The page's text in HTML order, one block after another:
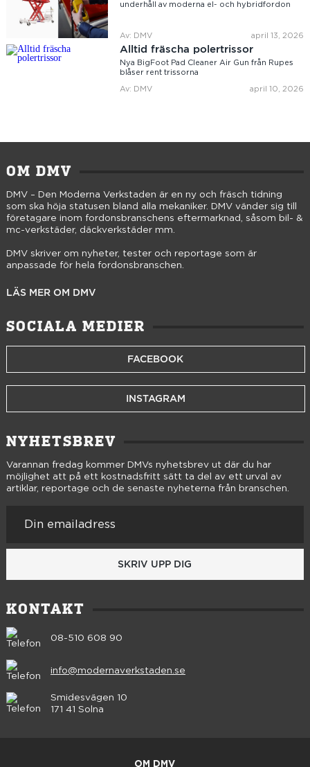
underhåll av moderna el- och hybridfordon
Av: DMV april 13, 2026
Alltid fräscha polertrissor
Nya BigFoot Pad Cleaner Air Gun från Rupes
blåser rent trissorna
Av: DMV april 10, 2026
OM DMV
DMV – Den Moderna Verkstaden är en ny och fräsch tidning
som ska höja statusen bland alla mekaniker. DMV vänder sig till
företagare inom fordonsbranschens eftermarknad, såsom bil- &
mc-verkstäder, däckverkstäder mm.
DMV skriver om nyheter, tester och reportage som är
anpassade för hela fordonsbranschen.
LÄS MER OM DMV
SOCIALA MEDIER
FACEBOOK
INSTAGRAM
NYHETSBREV
Varannan fredag kommer DMVs nyhetsbrev ut där du har
möjlighet att på ett kostnadsfritt sätt ta del av ett urval av
artiklar, reportage och de senaste nyheterna från branschen.
SKRIV UPP DIG
KONTAKT
08-510 608 90
info@modernaverkstaden.se
Smidesvägen 10
171 41 Solna
OM DMV